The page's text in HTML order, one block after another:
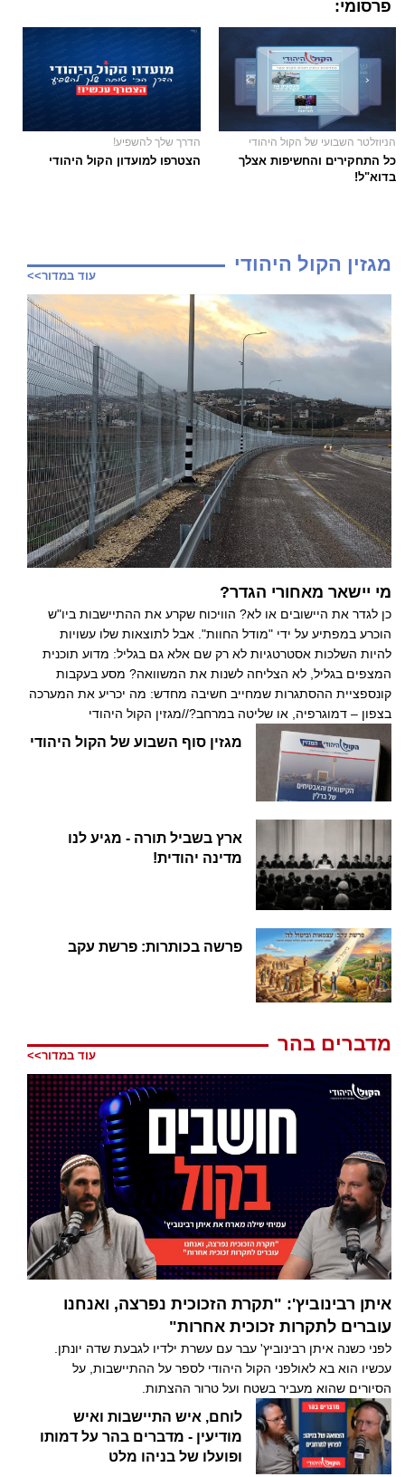
פרסומי:
הניוזלטר השבועי של הקול היהודי
כל התחקירים והחשיפות אצלך
בדוא"ל!
הדרך שלך להשפיע!
הצטרפו למועדון הקול היהודי
מגזין הקול היהודי
עוד במדור>>
מי יישאר מאחורי הגדר?
כן לגדר את היישובים או לא? הוויכוח שקרע את ההתיישבות ביו"ש
הוכרע במפתיע על ידי "מודל החוות". אבל לתוצאות שלו עשויות
להיות השלכות אסטרטגיות לא רק שם אלא גם בגליל: מדוע תוכנית
המצפים בגליל, לא הצליחה לשנות את המשוואה? מסע בעקבות
קונספציית ההסתגרות שמחייב חשיבה מחדש: מה יכריע את המערכה
בצפון – דמוגרפיה, או שליטה במרחב?//מגזין הקול היהודי
מגזין סוף השבוע של הקול היהודי
ארץ בשביל תורה - מגיע לנו
מדינה יהודית!
פרשה בכותרות: פרשת עקב
מדברים בהר
עוד במדור>>
איתן רבינוביץ': "תקרת הזכוכית נפרצה, ואנחנו
עוברים לתקרות זכוכית אחרות"
לפני כשנה איתן רבינוביץ' עבר עם עשרת ילדיו לגבעת שדה יונתן.
עכשיו הוא בא לאולפני הקול היהודי לספר על ההתיישבות, על
הסיורים שהוא מעביר בשטח ועל טרור ההצתות.
לוחם, איש התיישבות ואיש
מודיעין - מדברים בהר על דמותו
ופועלו של בניהו מלט